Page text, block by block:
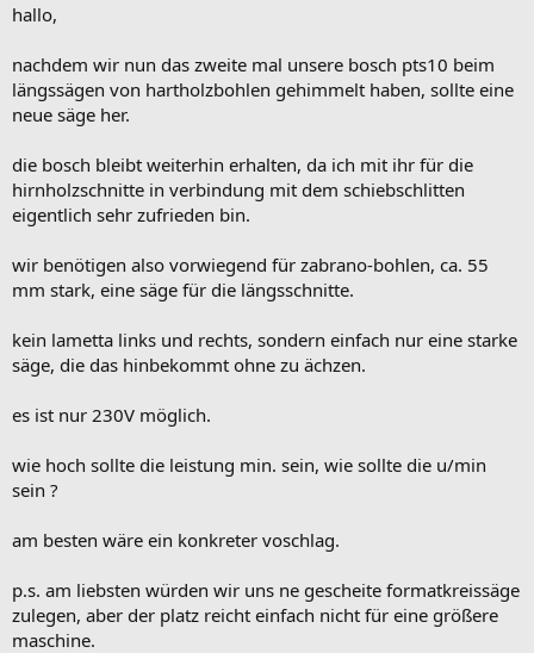
hallo,
nachdem wir nun das zweite mal unsere bosch pts10 beim
längssägen von hartholzbohlen gehimmelt haben, sollte eine
neue säge her.
die bosch bleibt weiterhin erhalten, da ich mit ihr für die
hirnholzschnitte in verbindung mit dem schiebschlitten
eigentlich sehr zufrieden bin.
wir benötigen also vorwiegend für zabrano-bohlen, ca. 55
mm stark, eine säge für die längsschnitte.
kein lametta links und rechts, sondern einfach nur eine starke
säge, die das hinbekommt ohne zu ächzen.
es ist nur 230V möglich.
wie hoch sollte die leistung min. sein, wie sollte die u/min
sein ?
am besten wäre ein konkreter voschlag.
p.s. am liebsten würden wir uns ne gescheite formatkreissäge
zulegen, aber der platz reicht einfach nicht für eine größere
maschine.